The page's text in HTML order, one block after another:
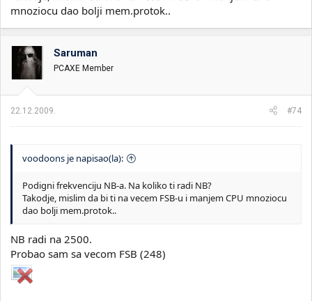
mnoziocu dao bolji mem.protok..
Saruman
PCAXE Member
22.12.2009. #74
voodoons je napisao(la):
Podigni frekvenciju NB-a. Na koliko ti radi NB?
Takodje, mislim da bi ti na vecem FSB-u i manjem CPU mnoziocu
dao bolji mem.protok..
NB radi na 2500.
Probao sam sa vecom FSB (248)